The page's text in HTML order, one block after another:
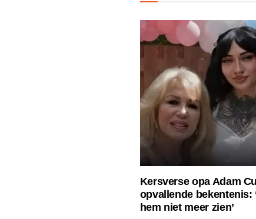
Kersverse opa Adam
opvallende bekentenis:
hem niet meer zien’